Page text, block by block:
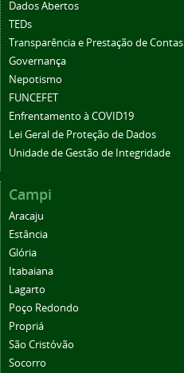
Dados Abertos
TEDs
Transparência e Prestação de Contas
Governança
Nepotismo
FUNCEFET
Enfrentamento à COVID19
Lei Geral de Proteção de Dados
Unidade de Gestão de Integridade
Campi
Aracaju
Estância
Glória
Itabaiana
Lagarto
Poço Redondo
Propriá
São Cristóvão
Socorro